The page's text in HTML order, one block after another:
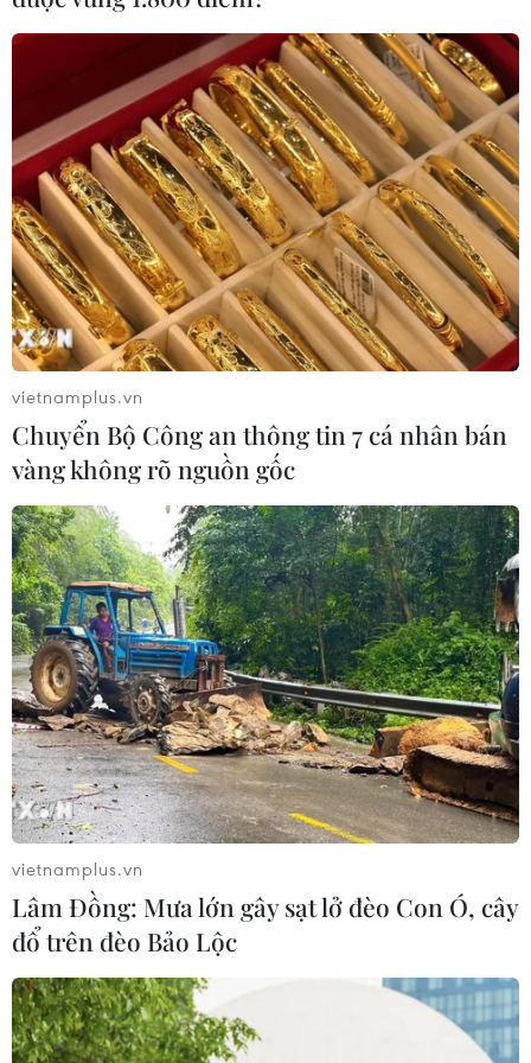
vietnamplus.vn
Chuyển Bộ Công an thông tin 7 cá nhân bán
vàng không rõ nguồn gốc
vietnamplus.vn
Lâm Đồng: Mưa lớn gây sạt lở đèo Con Ó, cây
đổ trên đèo Bảo Lộc